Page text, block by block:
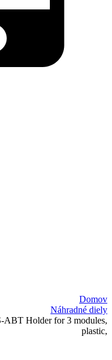
Domov
Náhradné diely
Holder for 3 modules,
plastic,